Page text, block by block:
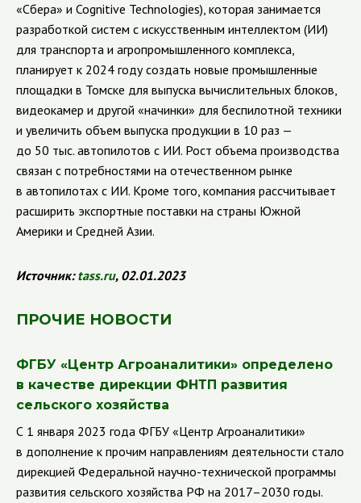
«Сбера» и Cognitive Technologies), которая занимается
разработкой систем с искусственным интеллектом (ИИ)
для транспорта и агропромышленного комплекса,
планирует к 2024 году создать новые промышленные
площадки в Томске для выпуска вычислительных блоков,
видеокамер и другой «начинки» для беспилотной техники
и увеличить объем выпуска продукции в 10 раз —
до 50 тыс. автопилотов с ИИ. Рост объема производства
связан с потребностями на отечественном рынке
в автопилотах с ИИ. Кроме того, компания рассчитывает
расширить экспортные поставки на страны Южной
Америки и Средней Азии.
Источник:tass.ru, 02.01.2023
ПРОЧИЕ НОВОСТИ
ФГБУ «Центр Агроаналитики» определено
в качестве дирекции ФНТП развития
сельского хозяйства
С 1 января 2023 года ФГБУ «Центр Агроаналитики»
в дополнение к прочим направлениям деятельности стало
дирекцией Федеральной научно-технической программы
развития сельского хозяйства РФ на 2017–2030 годы.